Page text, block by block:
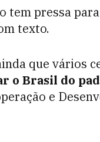
tem pressa
texto.
que vários
o Brasil do
e